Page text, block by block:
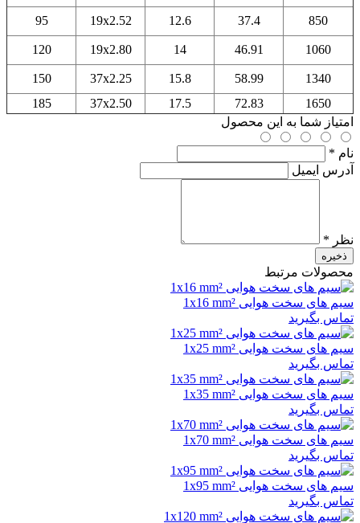
850
37.4
12.6
19x2.52
95
1060
46.91
14
19x2.80
120
1340
58.99
15.8
37x2.25
150
1650
72.83
17.5
37x2.50
185
امتیاز شما به این محصول
نام *
آدرس ایمیل
نظر *
ذخیره
محصولات مرتبط
سیم های سخت هوایی 1x16 mm²
تماس بگیرید
سیم های سخت هوایی 1x25 mm²
تماس بگیرید
سیم های سخت هوایی 1x35 mm²
تماس بگیرید
سیم های سخت هوایی 1x70 mm²
تماس بگیرید
سیم های سخت هوایی 1x95 mm²
تماس بگیرید